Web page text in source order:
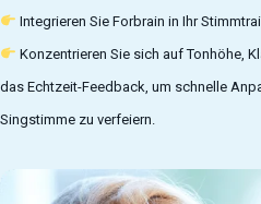
Integrieren Sie Forbrain in Ihr
Konzentrieren Sie sich auf Tonhöhe,
das Echtzeit-Feedback, um schnelle
Singstimme zu verfeiern.